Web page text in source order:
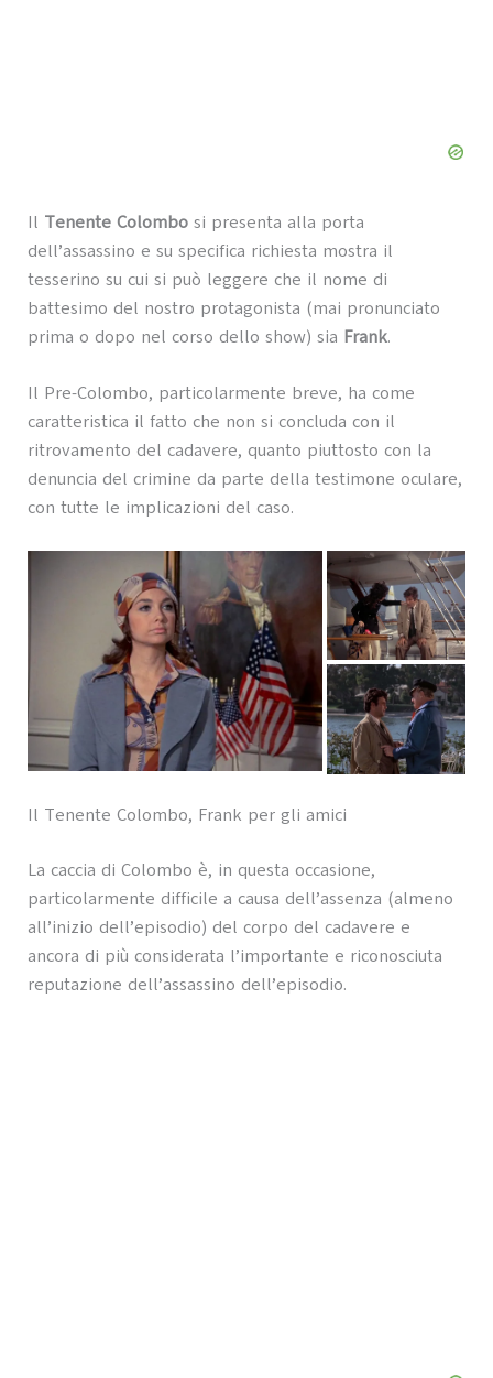
Il Tenente Colombosi presenta alla porta
dell’assassino e su specifica richiesta mostra il
tesserino su cui si può leggere che il nome di
battesimo del nostro protagonista (mai pronunciato
prima o dopo nel corso dello show) sia Frank.
Il Pre-Colombo, particolarmente breve, ha come
caratteristica il fatto che non si concluda con il
ritrovamento del cadavere, quanto piuttosto con la
denuncia del crimine da parte della testimone oculare,
con tutte le implicazioni del caso.
Il Tenente Colombo, Frank per gli amici
La caccia di Colombo è, in questa occasione,
particolarmente difficile a causa dell’assenza (almeno
all’inizio dell’episodio) del corpo del cadavere e
ancora di più considerata l’importante e riconosciuta
reputazione dell’assassino dell’episodio.